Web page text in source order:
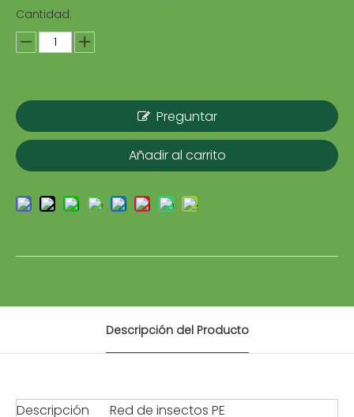
Cantidad:
Preguntar
Añadir al carrito
Descripción del Producto
Descripción
Red de insectos PE